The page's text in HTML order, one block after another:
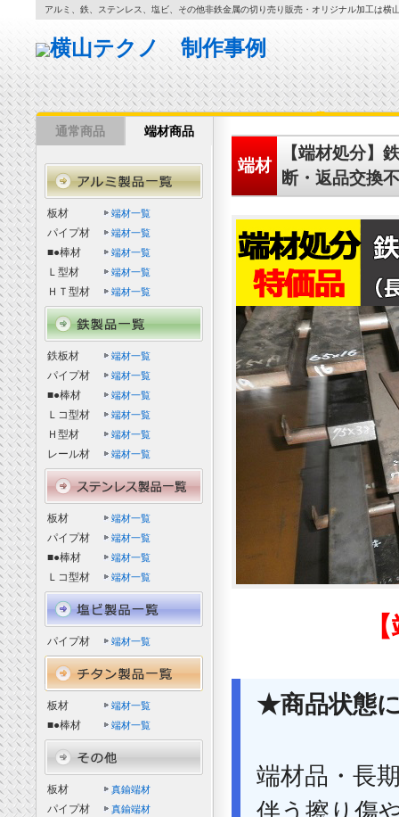
アルミ、鉄、ステンレス、塩ビ、その他非鉄金属の切り売り販売・オリジナル加工は横
端材
【端材処分】
断・返品交換
★商品状態
端材品・長
伴う擦り傷
通常商品 端材商品
板材 端材一覧
パイプ材 端材一覧
■●棒材 端材一覧
Ｌ型材 端材一覧
ＨＴ型材 端材一覧
鉄板材 端材一覧
パイプ材 端材一覧
■●棒材 端材一覧
Ｌコ型材 端材一覧
Ｈ型材 端材一覧
レール材 端材一覧
板材 端材一覧
パイプ材 端材一覧
■●棒材 端材一覧
Ｌコ型材 端材一覧
パイプ材 端材一覧
板材 端材一覧
■●棒材 端材一覧
板材 真鍮端材
パイプ材 真鍮端材